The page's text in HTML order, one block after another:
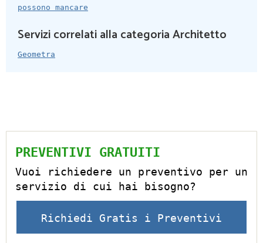
possono mancare
Servizi correlati alla categoria Architetto
Geometra
PREVENTIVI GRATUITI
Vuoi richiedere un preventivo per un
servizio di cui hai bisogno?
Richiedi Gratis i Preventivi